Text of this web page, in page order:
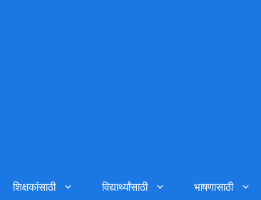
शिक्षकांसाठी विद्यार्थ्यांसाठी भाषणासाठी